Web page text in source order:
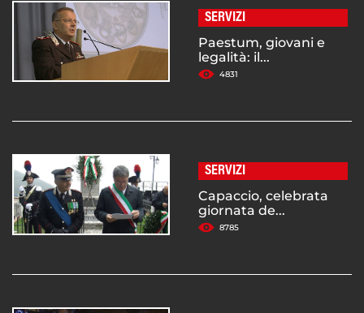
SERVIZI
Paestum, giovani e
legalità: il...
4831
SERVIZI
Capaccio, celebrata
giornata de...
8785